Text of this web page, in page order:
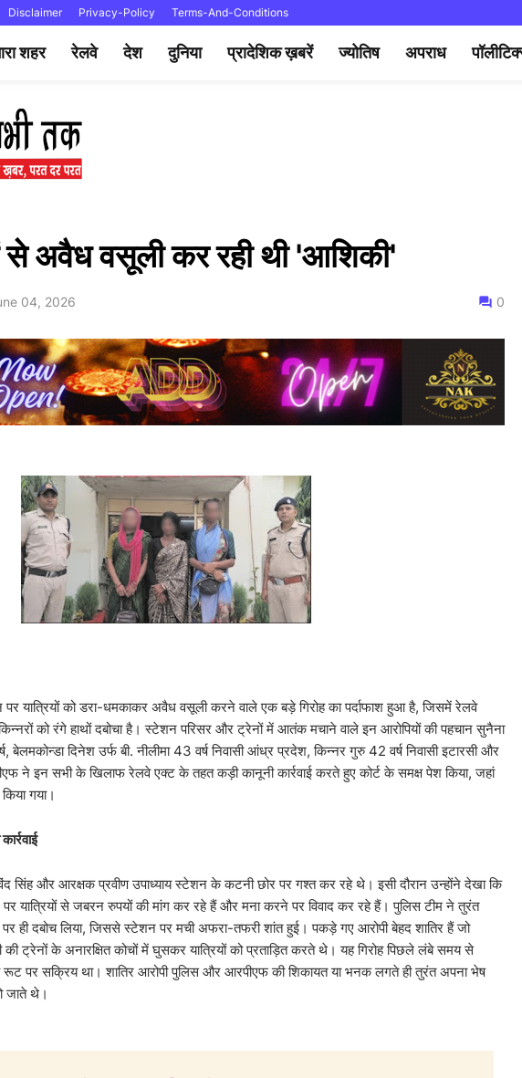
Disclaimer Privacy-Policy Terms-And-Conditions
शहर रेलवे देश दुनिया प्रादेशिक ख़बरें ज्योतिष अपराध
से अवैध वसूली कर रही थी 'आशिकी'
04, 2026 0
यात्रियों को डरा-धमकाकर अवैध वसूली करने वाले एक बड़े गिरोह का पर्दाफाश हुआ है, जिसमें रेलवे
को रंगे हाथों दबोचा है। स्टेशन परिसर और ट्रेनों में आतंक मचाने वाले इन आरोपियों की पहचान सुनैना
बेलमकोन्डा दिनेश उर्फ बी. नीलीमा 43 वर्ष निवासी आंध्र प्रदेश, किन्नर गुरु 42 वर्ष निवासी इटारसी और
ने इन सभी के खिलाफ रेलवे एक्ट के तहत कड़ी कानूनी कार्रवाई करते हुए कोर्ट के समक्ष पेश किया, जहां
गया।
सिंह और आरक्षक प्रवीण उपाध्याय स्टेशन के कटनी छोर पर गश्त कर रहे थे। इसी दौरान उन्होंने देखा कि
यात्रियों से जबरन रुपयों की मांग कर रहे हैं और मना करने पर विवाद कर रहे हैं। पुलिस टीम ने तुरंत
पर ही दबोच लिया, जिससे स्टेशन पर मची अफरा-तफरी शांत हुई। पकड़े गए आरोपी बेहद शातिर हैं जो
ट्रेनों के अनारक्षित कोचों में घुसकर यात्रियों को प्रताड़ित करते थे। यह गिरोह पिछले लंबे समय से
पर सक्रिय था। शातिर आरोपी पुलिस और आरपीएफ की शिकायत या भनक लगते ही तुरंत अपना भेष
जाते थे।